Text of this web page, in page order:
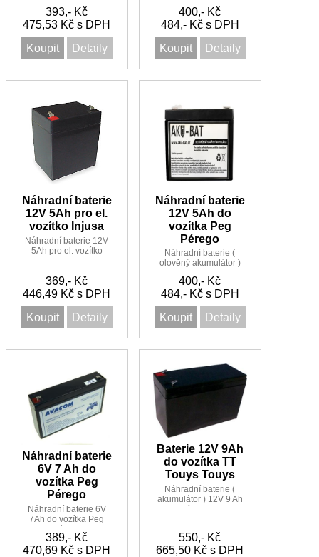
393,- Kč
475,53 Kč s DPH
Koupit
Detaily
400,- Kč
484,- Kč s DPH
Koupit
Detaily
Náhradní baterie
12V 5Ah pro el.
vozítko Injusa
Náhradní baterie 12V
5Ah pro el. vozítko
369,- Kč
446,49 Kč s DPH
Koupit
Detaily
Náhradní baterie
12V 5Ah do
vozítka Peg
Pérego
Náhradní baterie (
olověný akumulátor )
Pérego
400,- Kč
484,- Kč s DPH
Koupit
Detaily
Náhradní baterie
6V 7 Ah do
vozítka Peg
Pérego
Náhradní baterie 6V
7Ah do vozítka Peg
Pérego
389,- Kč
470,69 Kč s DPH
Baterie 12V 9Ah
do vozítka TT
Touys Touys
Náhradní baterie (
akumulátor ) 12V 9 Ah
550,- Kč
665,50 Kč s DPH